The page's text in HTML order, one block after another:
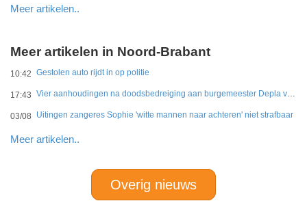
Meer artikelen..
Meer artikelen in Noord-Brabant
10:42 Gestolen auto rijdt in op politie
17:43 Vier aanhoudingen na doodsbedreiging aan burgemeester Depla van Breda
03/08 Uitingen zangeres Sophie 'witte mannen naar achteren' niet strafbaar
Meer artikelen..
Overig nieuws